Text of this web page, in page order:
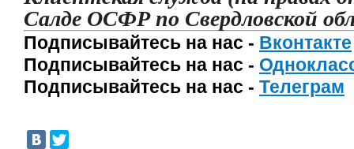
Салде ОСФР по Свердловской
Подписывайтесь на нас - Вконтакте
Подписывайтесь на нас -
Подписывайтесь на нас - Телеграм